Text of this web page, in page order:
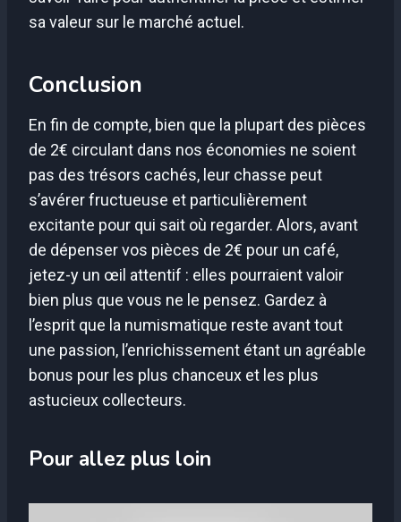
sa valeur sur le marché actuel.
Conclusion
En fin de compte, bien que la plupart des pièces
de 2€ circulant dans nos économies ne soient
pas des trésors cachés, leur chasse peut
s’avérer fructueuse et particulièrement
excitante pour qui sait où regarder. Alors, avant
de dépenser vos pièces de 2€ pour un café,
jetez-y un œil attentif : elles pourraient valoir
bien plus que vous ne le pensez. Gardez à
l’esprit que la numismatique reste avant tout
une passion, l’enrichissement étant un agréable
bonus pour les plus chanceux et les plus
astucieux collecteurs.
Pour allez plus loin